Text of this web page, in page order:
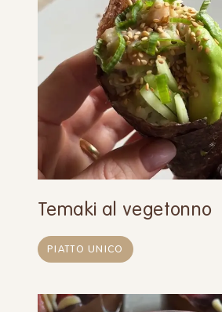
Temaki al vegetonno
PIATTO UNICO